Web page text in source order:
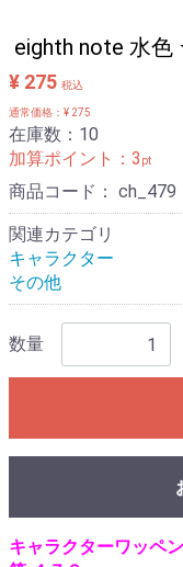
eighth note 水
¥ 275 税込
通常価格：¥ 275
在庫数：10
加算ポイント： 3 pt
商品コード： ch_479
関連カテゴリ
キャラクター
その他
数量
キャラクターワッペ